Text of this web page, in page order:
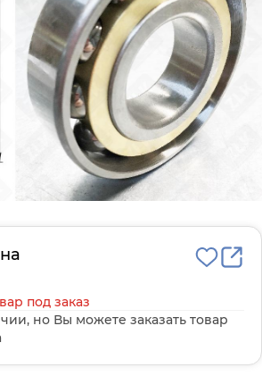
под заказ
но Вы можете заказать товар